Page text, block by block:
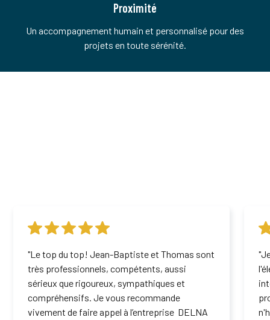
Proximité
Un accompagnement humain et personnalisé pour des
projets en toute sérénité.
"Le top du top! Jean-Baptiste et Thomas sont
très professionnels, compétents, aussi
sérieux que rigoureux, sympathiques et
compréhensifs. Je vous recommande
vivement de faire appel à l’entreprise DELNA